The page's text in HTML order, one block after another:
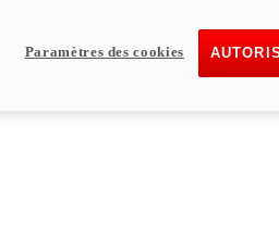
Paramètres des cookies